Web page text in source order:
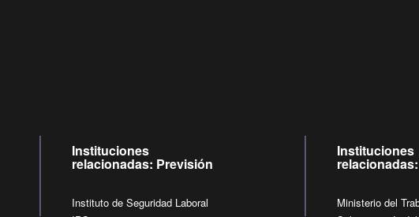
Instituciones
relacionadas: Previsión
Instituto de Seguridad Laboral
Instituciones
Ministerio del